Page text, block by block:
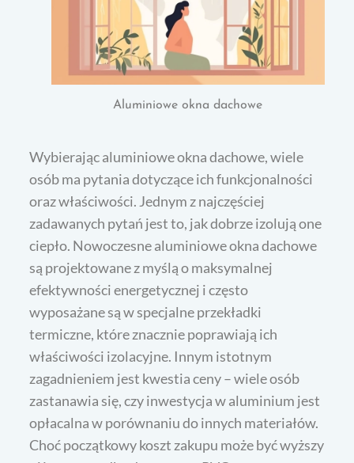
Aluminiowe okna dachowe
Wybierając aluminiowe okna dachowe, wiele
osób ma pytania dotyczące ich funkcjonalności
oraz właściwości. Jednym z najczęściej
zadawanych pytań jest to, jak dobrze izolują one
ciepło. Nowoczesne aluminiowe okna dachowe
są projektowane z myślą o maksymalnej
efektywności energetycznej i często
wyposażane są w specjalne przekładki
termiczne, które znacznie poprawiają ich
właściwości izolacyjne. Innym istotnym
zagadnieniem jest kwestia ceny – wiele osób
zastanawia się, czy inwestycja w aluminium jest
opłacalna w porównaniu do innych materiałów.
Choć początkowy koszt zakupu może być wyższy